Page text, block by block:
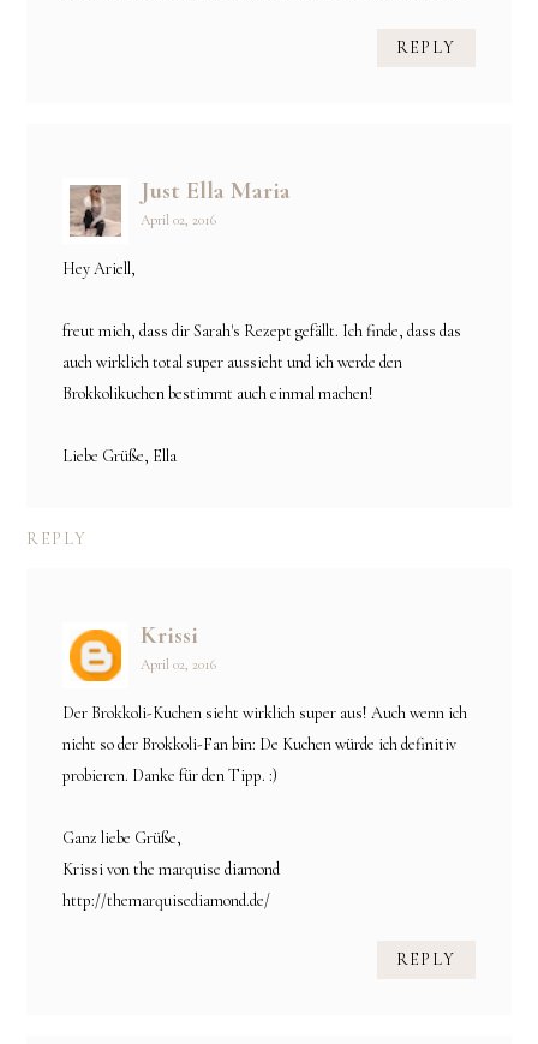
REPLY
Just Ella Maria
April 02, 2016
Hey Ariell,
freut mich, dass dir Sarah's Rezept gefällt. Ich finde, dass das
auch wirklich total super aussieht und ich werde den
Brokkolikuchen bestimmt auch einmal machen!
Liebe Grüße, Ella
REPLY
Krissi
April 02, 2016
Der Brokkoli-Kuchen sieht wirklich super aus! Auch wenn ich
nicht so der Brokkoli-Fan bin: De Kuchen würde ich definitiv
probieren. Danke für den Tipp. :)
Ganz liebe Grüße,
Krissi von the marquise diamond
http://themarquisediamond.de/
REPLY